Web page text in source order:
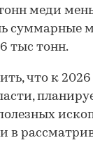
меди
суммарные
тыс тонн.
что к
в